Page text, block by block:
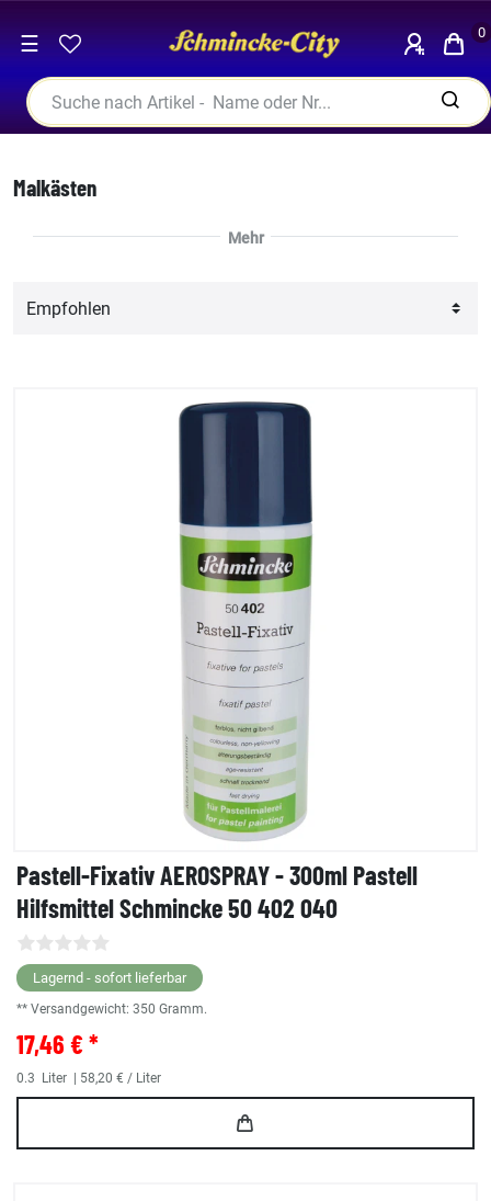
☰ 0
Malkästen
Pastell-Fixativ AEROSPRAY - 300ml Pastell
Hilfsmittel Schmincke 50 402 040
Lagernd - sofort lieferbar
** Versandgewicht: 350 Gramm.
17,46 € *
0.3 Liter | 58,20 € / Liter